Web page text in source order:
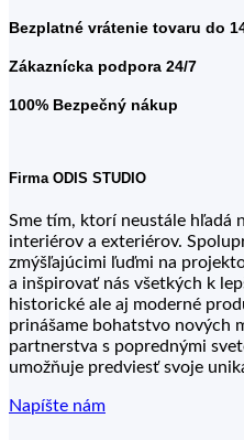
Bezplatné vrátenie tovaru do
Zákaznícka podpora 24/7
100% Bezpečný nákup
Firma ODIS STUDIO
Sme tím, ktorí neustále hľadá
interiérov a exteriérov.
zmýšľajúcimi ľuďmi na
a inšpirovať nás všetkých k
historické ale aj moderné
prinášame bohatstvo nových
partnerstva s poprednými
umožňuje predviesť svoje
Napíšte nám